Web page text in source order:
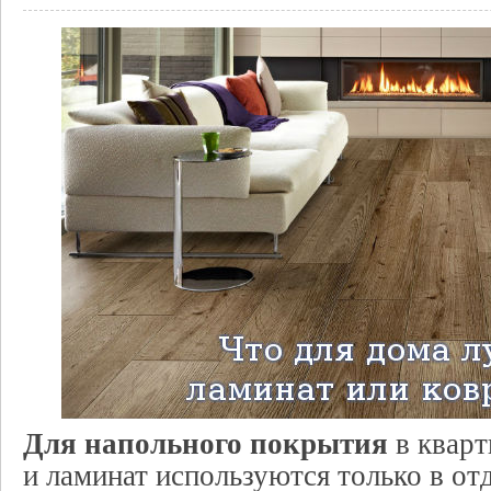
Для напольного покрытия в
и ламинат используются только в